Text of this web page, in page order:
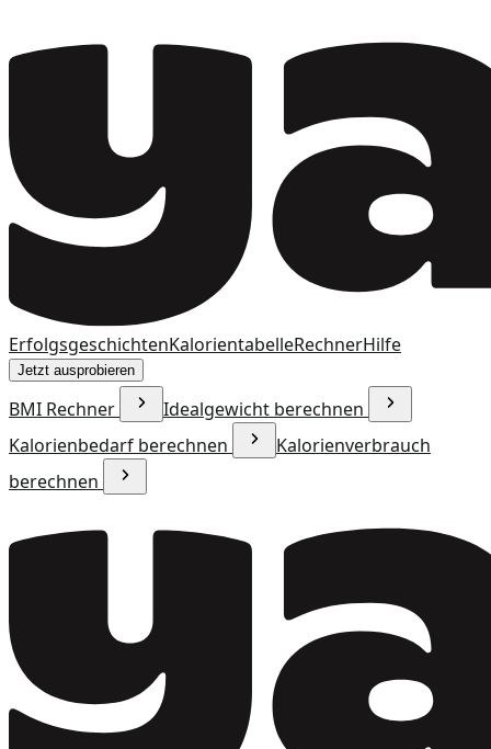
ErfolgsgeschichtenKalorientabelleRechnerHilfe
Jetzt ausprobieren
BMI Rechner
Idealgewicht berechnen
Kalorienbedarf berechnen
Kalorienverbrauch
berechnen